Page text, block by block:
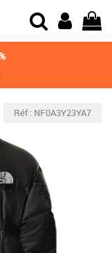
Réf : NF0A3Y23YA7